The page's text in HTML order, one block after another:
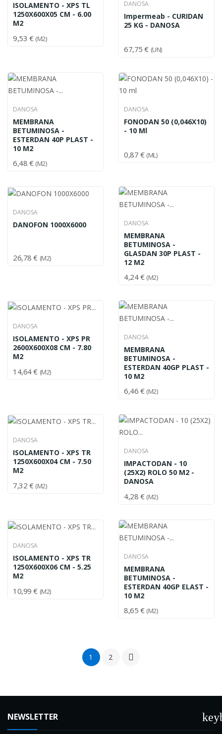
ISOLAMENTO - XPS TL
1250X600X05 CM - 6.00
M2
9,53 € (M2)
DANOSA
Impermeab - CURIDAN
25 KG - DANOSA
67,75 € (UN)
DANOSA
MEMBRANA
BETUMINOSA -
ESTERDAN 40P PLAST -
10 M2
6,48 € (M2)
DANOSA
FONODAN 50 (0,046X10)
- 10 Ml
0,87 € (ML)
DANOSA
DANOFON 1000X6000
26,78 € (M2)
DANOSA
MEMBRANA
BETUMINOSA -
GLASDAN 30P PLAST -
12 M2
4,24 € (M2)
DANOSA
ISOLAMENTO - XPS PR
2600X600X08 CM - 7.80
M2
14,64 € (M2)
DANOSA
MEMBRANA
BETUMINOSA -
ESTERDAN 40GP PLAST -
10 M2
6,46 € (M2)
DANOSA
ISOLAMENTO - XPS TR
1250X600X04 CM - 7.50
M2
7,32 € (M2)
DANOSA
IMPACTODAN - 10
(25X2) ROLO 50 M2 -
DANOSA
4,28 € (M2)
DANOSA
ISOLAMENTO - XPS TR
1250X600X06 CM - 5.25
M2
10,99 € (M2)
DANOSA
MEMBRANA
BETUMINOSA -
ESTERDAN 40GP ELAST -
10 M2
8,65 € (M2)
1 2 
NEWSLETTER